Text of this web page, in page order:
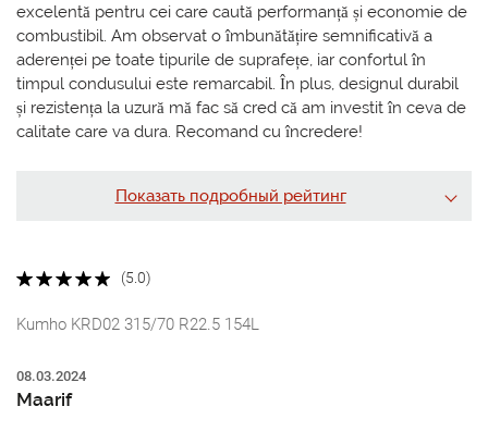
excelentă pentru cei care caută performanță și economie de
combustibil. Am observat o îmbunătățire semnificativă a
aderenței pe toate tipurile de suprafețe, iar confortul în
timpul condusului este remarcabil. În plus, designul durabil
și rezistența la uzură mă fac să cred că am investit în ceva de
calitate care va dura. Recomand cu încredere!
Показать подробный рейтинг
(5.0)
Kumho KRD02 315/70 R22.5 154L
08.03.2024
Maarif